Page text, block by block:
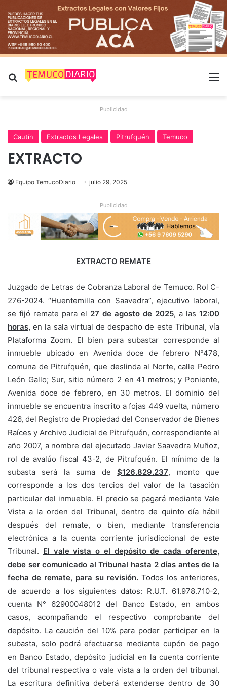
Buscar por
Publicidad
Cautín Extractos Legales Pitrufquén Temuco
EXTRACTO
Equipo TemucoDiario julio 29, 2025
Publicidad
EXTRACTO REMATE
Juzgado de Letras de Cobranza Laboral de Temuco. Rol C-
276-2024. “Huentemilla con Saavedra”, ejecutivo laboral,
se fijó remate para el 27 de agosto de 2025, a las 12:00
horas, en la sala virtual de despacho de este Tribunal, vía
Plataforma Zoom. El bien para subastar corresponde al
inmueble ubicado en Avenida doce de febrero N°478,
comuna de Pitrufquén, que deslinda al Norte, calle Pedro
León Gallo; Sur, sitio número 2 en 41 metros; y Poniente,
Avenida doce de febrero, en 30 metros. El dominio del
inmueble se encuentra inscrito a fojas 449 vuelta, número
426, del Registro de Propiedad del Conservador de Bienes
Raíces y Archivo Judicial de Pitrufquén, correspondiente al
año 2007, a nombre del ejecutado Javier Saavedra Muñoz,
rol de avalúo fiscal 43-2, de Pitrufquén. El mínimo de la
subasta será la suma de$126.829.237, monto que
corresponde a los dos tercios del valor de la tasación
particular del inmueble. El precio se pagará mediante Vale
Vista a la orden del Tribunal, dentro de quinto día hábil
después del remate, o bien, mediante transferencia
electrónica a la cuenta corriente jurisdiccional de este
Tribunal. El vale vista o el depósito de cada oferente,
debe ser comunicado al Tribunal hasta 2 días antes de la
fecha de remate, para su revisión. Todos los anteriores,
de acuerdo a los siguientes datos: R.U.T. 61.978.710-2,
cuenta N° 62900048012 del Banco Estado, en ambos
casos, acompañando el respectivo comprobante del
depósito. La caución del 10% para poder participar en la
subasta, solo podrá efectuarse mediante cupón de pago
en Banco Estado, depósito judicial en la cuenta corriente
del tribunal respectiva o vale vista a la orden del tribunal.
La escritura definitiva deberá extenderse dentro de 30